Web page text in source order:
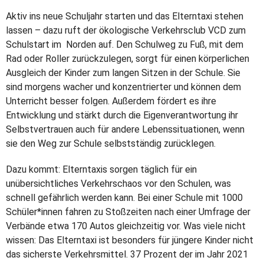
Aktiv ins neue Schuljahr starten und das Elterntaxi stehen
lassen – dazu ruft der ökologische Verkehrsclub VCD zum
Schulstart im Norden auf. Den Schulweg zu Fuß, mit dem
Rad oder Roller zurückzulegen, sorgt für einen körperlichen
Ausgleich der Kinder zum langen Sitzen in der Schule. Sie
sind morgens wacher und konzentrierter und können dem
Unterricht besser folgen. Außerdem fördert es ihre
Entwicklung und stärkt durch die Eigenverantwortung ihr
Selbstvertrauen auch für andere Lebenssituationen, wenn
sie den Weg zur Schule selbstständig zurücklegen.
Dazu kommt: Elterntaxis sorgen täglich für ein
unübersichtliches Verkehrschaos vor den Schulen, was
schnell gefährlich werden kann. Bei einer Schule mit 1000
Schüler*innen fahren zu Stoßzeiten nach einer Umfrage der
Verbände etwa 170 Autos gleichzeitig vor. Was viele nicht
wissen: Das Elterntaxi ist besonders für jüngere Kinder nicht
das sicherste Verkehrsmittel. 37 Prozent der im Jahr 2021